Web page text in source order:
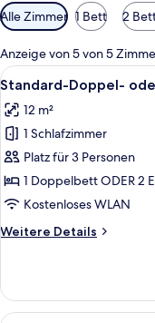
Verfügbare
Filter
für
Zimmer
Alle Zimmer 1 Bett 2
Anzeige von 5 von 5
Alle
Fotos
für
Standard-
Doppel-
oder
-
anzeigen
12
Standard-Doppel-
12 m²
1 Schlafzimmer
Platz für 3 Personen
1 Doppelbett ODER 2
Kostenloses WLAN
Weitere Details
Weitere
Doppel-
oder